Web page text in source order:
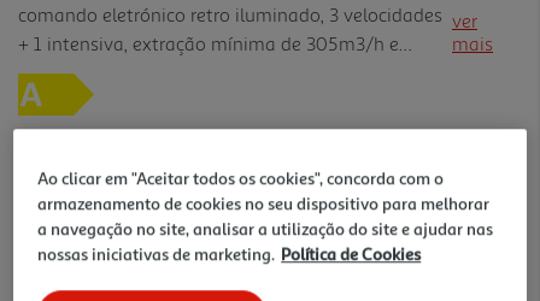
comando eletrónico retro iluminado, 3 velocidades
+ 1 intensiva, extração mínima de 305m3/h e
intensiva de 735 m3/h, nível de potência sonora
mínimo de 54 dBA e máximo de 68 dBA,
classificação energética A.
ver
mais
349,99 €
Ao clicar em "Aceitar todos os cookies", concorda com o
armazenamento de cookies no seu dispositivo para melhorar
a navegação no site, analisar a utilização do site e ajudar nas
nossas iniciativas de marketing. Política de Cookies